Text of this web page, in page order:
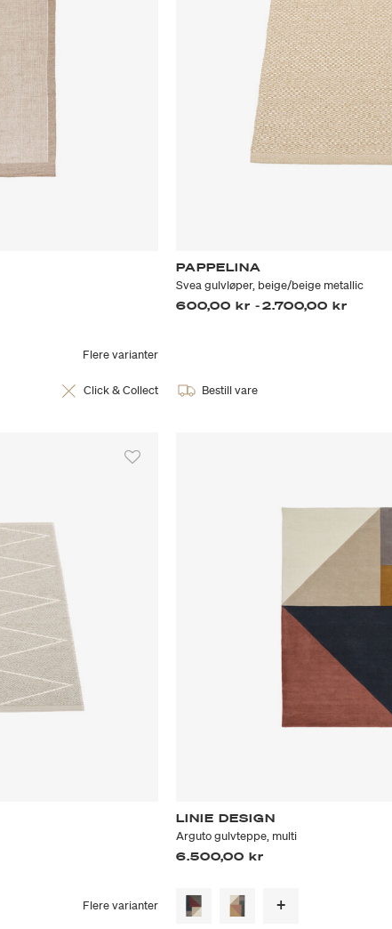
Flere varianter
Click & Collect
PAPPELINA
Svea gulvløper, beige/beige metallic
600,00 kr-2.700,00 kr
Bestill vare
Flere varianter
LINIE DESIGN
Arguto gulvteppe, multi
6.500,00 kr